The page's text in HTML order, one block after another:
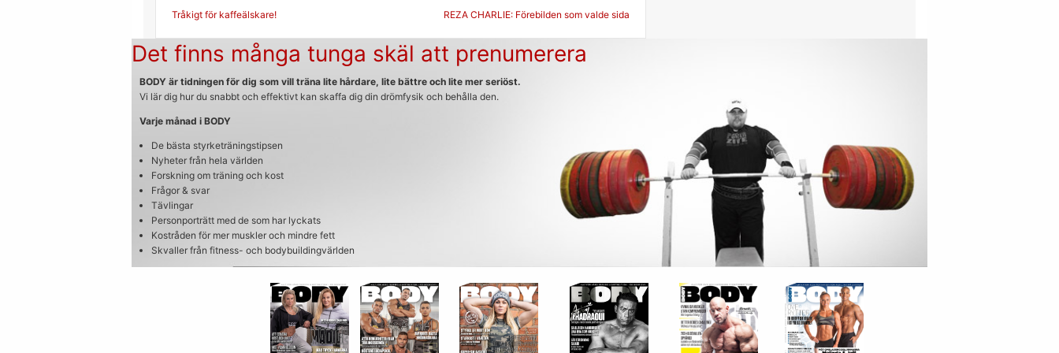
Inläggsnavigering
Tråkigt för kaffeälskare! REZA CHARLIE: Förebilden som valde sida
Det finns många tunga skäl att prenumerera
BODY är tidningen för dig som vill träna lite hårdare, lite bättre och lite mer seriöst.
Vi lär dig hur du snabbt och effektivt kan skaffa dig din drömfysik och behålla den.
Varje månad i BODY
De bästa styrketräningstipsen
Nyheter från hela världen
Forskning om träning och kost
Frågor & svar
Tävlingar
Personporträtt med de som har lyckats
Kostråden för mer muskler och mindre fett
Skvaller från fitness- och bodybuildingvärlden